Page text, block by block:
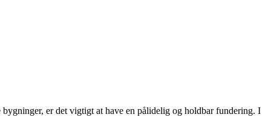
er det vigtigt at have en pålidelig og holdbar fundering. I